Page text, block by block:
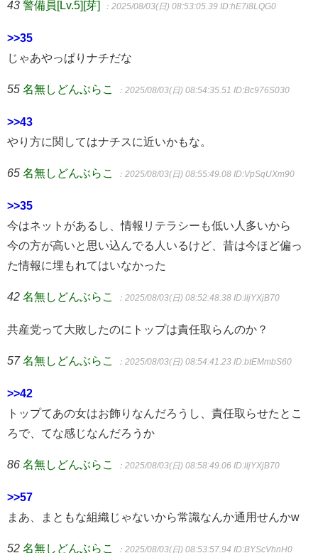
43 警備員[Lv.5][芽] ：2025/08/03(日) 08:53:05.39 ID:hE7i8LQG0
>>35
じゃあやっぱりナチだな
55 名無しどんぶらこ ：2025/08/03(日) 08:54:35.51 ID:Bc976S030
>>43
やり方に関してはナチスに近いかもな。
65 名無しどんぶらこ ：2025/08/03(日) 08:55:49.08 ID:VpSqUXm90
>>35
今はネットがあるし、情報リテラシーも低い人多いから
今の方が高いと思い込んでる人いるけど、昔は今ほど偏っ
た情報に埋もれてはいなかった
42 名無しどんぶらこ ：2025/08/03(日) 08:52:48.38 ID:lljYXjB70
共産党って大敗したのにトップは責任取らんのか？
57 名無しどんぶらこ ：2025/08/03(日) 08:54:41.23 ID:btEMmbS60
>>42
トップてあの女はお飾りなんだろうし、責任取らせたとこ
ろで、てな感じなんだろうか
86 名無しどんぶらこ ：2025/08/03(日) 08:58:49.06 ID:lljYXjB70
>>57
まあ、まともな組織じゃないから常識なんか通用せんかw
52 名無しどんぶらこ ：2025/08/03(日) 08:53:57.94 ID:BYScVhnH0